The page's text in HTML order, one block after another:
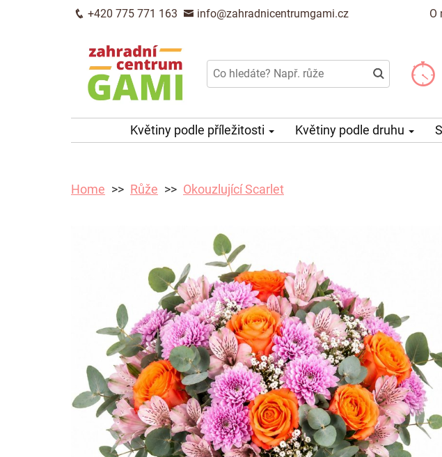
+420 775 771 163 info@zahradnicentrumgami.cz O
Květiny podle příležitosti Květiny podle druhu
Home Růže Okouzlující Scarlet